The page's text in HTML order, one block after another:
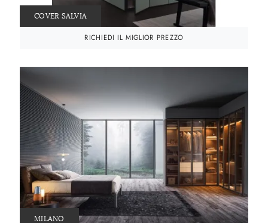
COVER SALVIA
RICHIEDI IL MIGLIOR PREZZO
MILANO